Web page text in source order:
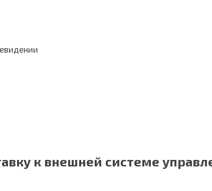
к внешней системе